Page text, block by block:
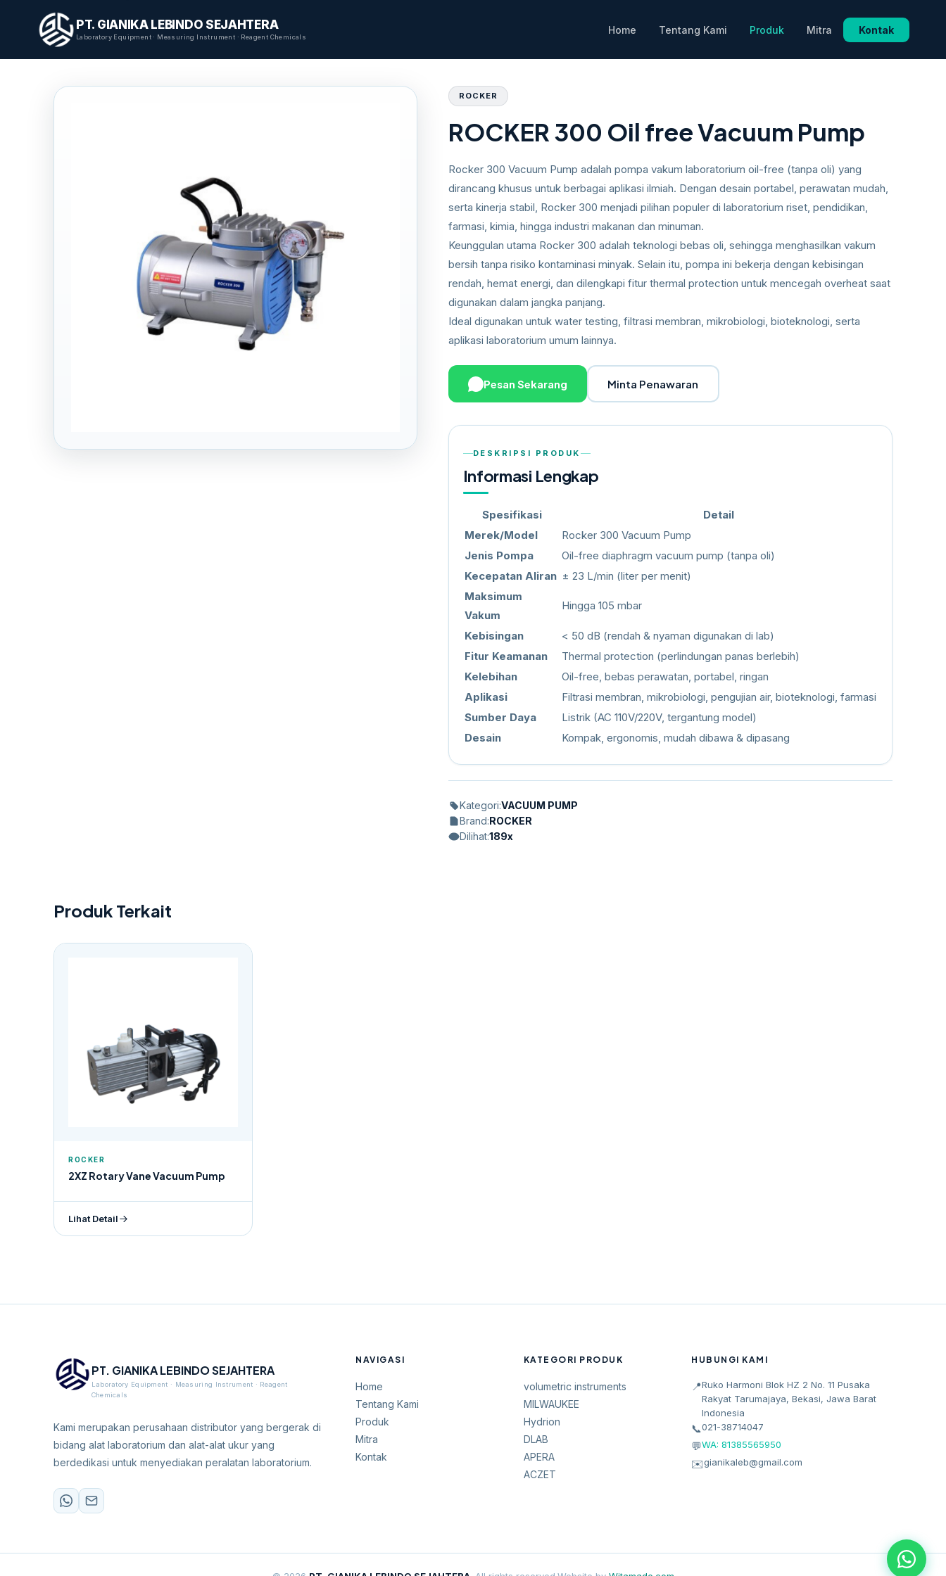
PT. GIANIKA LEBINDO SEJAHTERA
Laboratory Equipment · Measuring Instrument · Reagent Chemicals
Home Tentang Kami Produk Mitra
Kontak
Home
ROCKER
ROCKER 300 Oil free Vacuum Pump
Rocker 300 Vacuum Pump adalah pompa vakum laboratorium oil-free (tanpa oli) yang
dirancang khusus untuk berbagai aplikasi ilmiah. Dengan desain portabel, perawatan mudah,
serta kinerja stabil, Rocker 300 menjadi pilihan populer di laboratorium riset, pendidikan,
farmasi, kimia, hingga industri makanan dan minuman.
Keunggulan utama Rocker 300 adalah teknologi bebas oli, sehingga menghasilkan vakum
bersih tanpa risiko kontaminasi minyak. Selain itu, pompa ini bekerja dengan kebisingan
rendah, hemat energi, dan dilengkapi fitur thermal protection untuk mencegah overheat saat
digunakan dalam jangka panjang.
Ideal digunakan untuk water testing, filtrasi membran, mikrobiologi, bioteknologi, serta
aplikasi laboratorium umum lainnya.
Pesan Sekarang Minta Penawaran
DESKRIPSI PRODUK
Informasi Lengkap
Spesifikasi
Detail
Merek/Model
Rocker 300 Vacuum Pump
Jenis Pompa
Oil-free diaphragm vacuum pump (tanpa oli)
Kecepatan Aliran ± 23 L/min (liter per menit)
Maksimum
Vakum
Hingga 105 mbar
Kebisingan
< 50 dB (rendah & nyaman digunakan di lab)
Fitur Keamanan
Thermal protection (perlindungan panas berlebih)
Kelebihan
Oil-free, bebas perawatan, portabel, ringan
Aplikasi
Filtrasi membran, mikrobiologi, pengujian air, bioteknologi, farmasi
Sumber Daya
Listrik (AC 110V/220V, tergantung model)
Desain
Kompak, ergonomis, mudah dibawa & dipasang
Kategori:VACUUM PUMP
Brand:ROCKER
Dilihat:189x
Produk Terkait
ROCKER
2XZ Rotary Vane Vacuum Pump
Lihat Detail
PT. GIANIKA LEBINDO SEJAHTERA
Laboratory Equipment · Measuring Instrument · Reagent
Chemicals
Kami merupakan perusahaan distributor yang bergerak di
bidang alat laboratorium dan alat-alat ukur yang
berdedikasi untuk menyediakan peralatan laboratorium.
NAVIGASI
Home
Tentang Kami
Produk
Mitra
Kontak
KATEGORI PRODUK
volumetric instruments
MILWAUKEE
Hydrion
DLAB
APERA
ACZET
HUBUNGI KAMI
📍Ruko Harmoni Blok HZ 2 No. 11 Pusaka
Rakyat Tarumajaya, Bekasi, Jawa Barat
Indonesia
📞021-38714047
💬WA: 81385565950
✉️gianikaleb@gmail.com